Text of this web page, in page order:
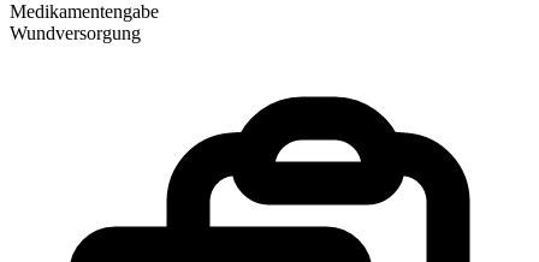
Medikamentengabe
Wundversorgung